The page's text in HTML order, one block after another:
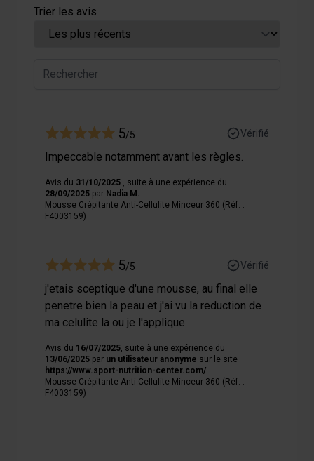
Trier les avis
5/5 Vérifié
Impeccable notamment avant les règles.
Avis du 31/10/2025 , suite à une expérience du
28/09/2025 par Nadia M.
Mousse Crépitante Anti-Cellulite Minceur 360 (Réf. :
F4003159)
5/5 Vérifié
j'etais sceptique d'une mousse, au final elle
penetre bien la peau et j'ai vu la reduction de
ma celulite la ou je l'applique
Avis du 16/07/2025 , suite à une expérience du
13/06/2025 par un utilisateur anonyme sur le site
https://www.sport-nutrition-center.com/
Mousse Crépitante Anti-Cellulite Minceur 360 (Réf. :
F4003159)